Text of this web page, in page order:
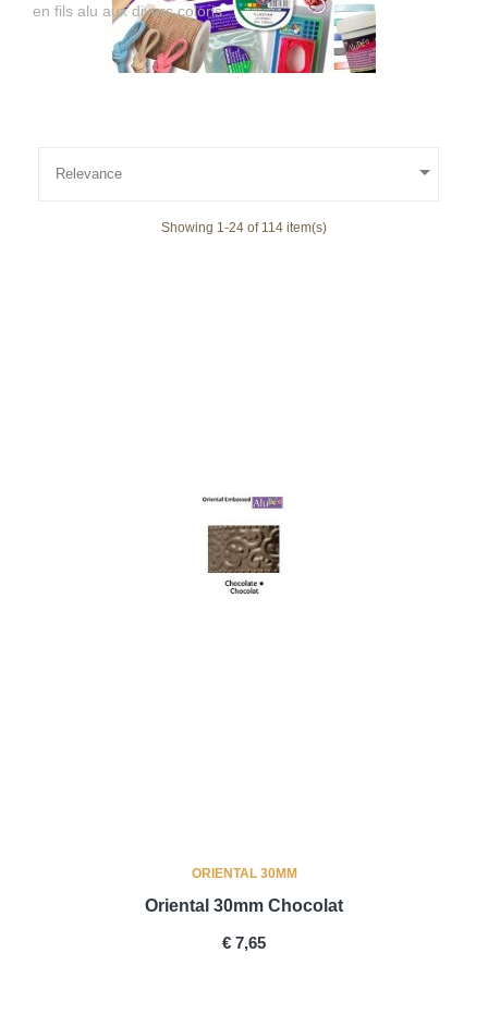
en fils alu aux divers coloris.
Relevance 
Showing 1-24 of 114 item(s)
ORIENTAL 30MM
Oriental 30mm Chocolat
PRICE
€ 7,65